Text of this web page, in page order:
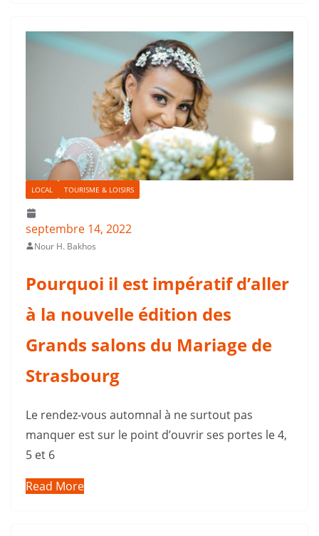
LOCAL TOURISME & LOISIRS
septembre 14, 2022
Nour H. Bakhos
Pourquoi il est impératif d’aller
à la nouvelle édition des
Grands salons du Mariage de
Strasbourg
Le rendez-vous automnal à ne surtout pas
manquer est sur le point d’ouvrir ses portes le 4,
5 et 6
Read More